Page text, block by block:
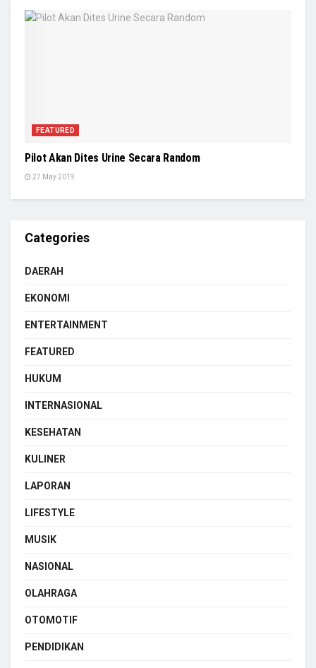
FEATURED
Pilot Akan Dites Urine Secara Random
27 May 2019
Categories
DAERAH
EKONOMI
ENTERTAINMENT
FEATURED
HUKUM
INTERNASIONAL
KESEHATAN
KULINER
LAPORAN
LIFESTYLE
MUSIK
NASIONAL
OLAHRAGA
OTOMOTIF
PENDIDIKAN